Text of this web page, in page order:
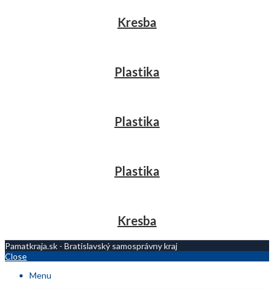
Kresba
Plastika
Plastika
Plastika
Kresba
Pamatkraja.sk - Bratislavský samosprávny kraj
Close
Menu